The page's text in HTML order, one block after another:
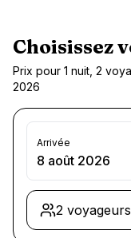
Choisissez
Prix pour 1 nuit, 2
2026
Arrivée
8 août 2026
2 voyageurs